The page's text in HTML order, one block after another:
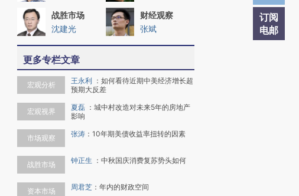
订阅
电邮
战胜市场
沈建光
财经观察
张斌
更多专栏文章
宏观分析 王永利 ： 如何看待近期中美经济增长超
预期大反差
宏观视界 夏磊 ： 城中村改造对未来5年的房地产
影响
市场观察 张涛 ： 10年期美债收益率扭转的因素
战胜市场 钟正生 ： 中秋国庆消费复苏势头如何
资本市场 周君芝 ： 年内的财政空间